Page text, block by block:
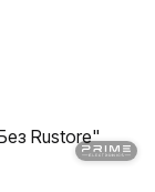
Rustore"